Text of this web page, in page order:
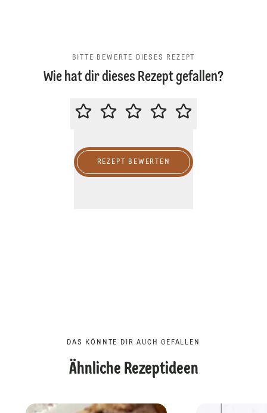
BITTE BEWERTE DIESES REZEPT
Wie hat dir dieses Rezept gefallen?
BITTE BEWERTE DIESES REZEPT
REZEPT BEWERTEN
DAS KÖNNTE DIR AUCH GEFALLEN
Ähnliche Rezeptideen